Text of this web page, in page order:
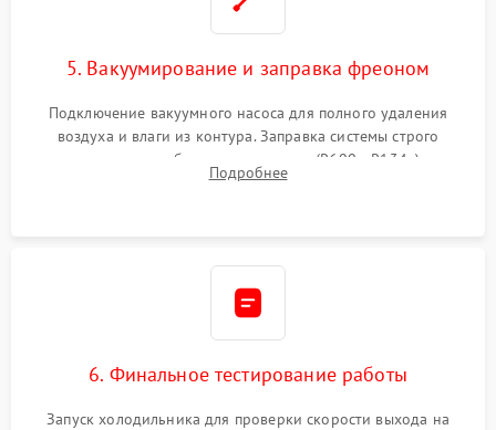
5. Вакуумирование и заправка фреоном
Подключение вакуумного насоса для полного удаления
воздуха и влаги из контура. Заправка системы строго
дозированным объемом хладагента (R600a, R134a) по
электронным весам. Контроль рабочего давления в системе.
Подробнее
6. Финальное тестирование работы
Запуск холодильника для проверки скорости выхода на